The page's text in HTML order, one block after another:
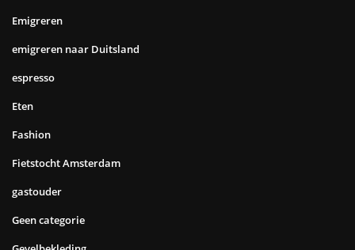
Emigreren
emigreren naar Duitsland
espresso
Eten
Fashion
Fietstocht Amsterdam
gastouder
Geen categorie